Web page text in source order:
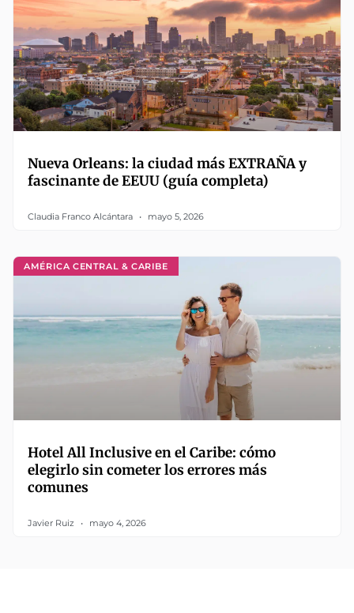
Nueva Orleans: la ciudad más EXTRAÑA y
fascinante de EEUU (guía completa)
Claudia Franco Alcántara mayo 5, 2026
AMÉRICA CENTRAL & CARIBE
Hotel All Inclusive en el Caribe: cómo
elegirlo sin cometer los errores más
comunes
Javier Ruiz mayo 4, 2026